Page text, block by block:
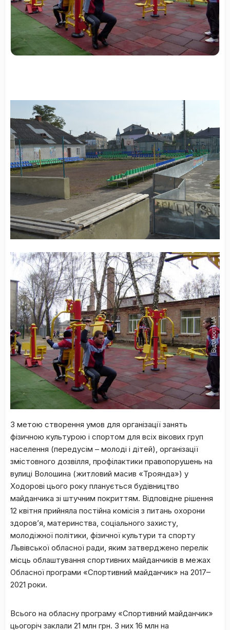
З метою створення умов для організації занять
фізичною культурою і спортом для всіх вікових груп
населення (передусім – молоді і дітей), організації
змістовного дозвілля, профілактики правопорушень на
вулиці Волошина (житловий масив «Троянда») у
Ходорові цього року планується будівництво
майданчика зі штучним покриттям. Відповідне рішення
12 квітня прийняла постійна комісія з питань охорони
здоров’я, материнства, соціального захисту,
молодіжної політики, фізичної культури та спорту
Львівської обласної ради, яким затверджено перелік
місць облаштування спортивних майданчиків в межах
Обласної програми «Спортивний майданчик» на 2017–
2021 роки.
Всього на обласну програму «Спортивний майданчик»
цьогоріч заклали 21 млн грн. З них 16 млн на